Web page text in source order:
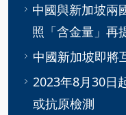
中國與新加坡兩
照「含金量」再
中國新加坡即將
2023年8月30日
或抗原檢測